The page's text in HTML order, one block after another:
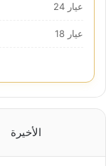
عيار 24
عيار 18
الأخيرة